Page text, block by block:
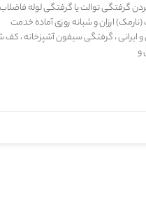
گرفتگی توالت یا گرفتگی لوله فاضلاب
ارزان و شبانه روزی آماده خدمت
ایرانی ، گرفتگی سیفون آشپزخانه ، کف
و